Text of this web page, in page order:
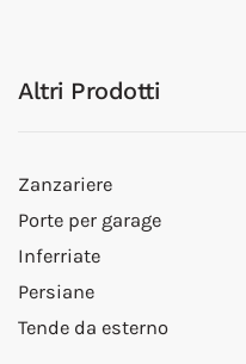
Altri Prodotti
Zanzariere
Porte per garage
Inferriate
Persiane
Tende da esterno